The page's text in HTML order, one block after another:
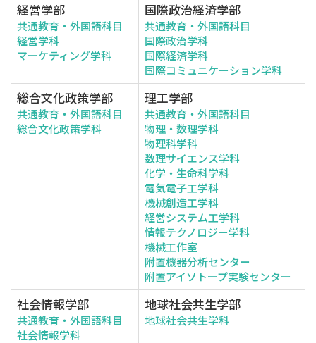
経営学部
共通教育・外国語科目
経営学科
マーケティング学科
国際政治経済学部
共通教育・外国語科目
国際政治学科
国際経済学科
国際コミュニケーション学科
総合文化政策学部
共通教育・外国語科目
総合文化政策学科
理工学部
共通教育・外国語科目
物理・数理学科
物理科学科
数理サイエンス学科
化学・生命科学科
電気電子工学科
機械創造工学科
経営システム工学科
情報テクノロジー学科
機械工作室
附置機器分析センター
附置アイソトープ実験センター
社会情報学部
共通教育・外国語科目
社会情報学科
地球社会共生学部
地球社会共生学科